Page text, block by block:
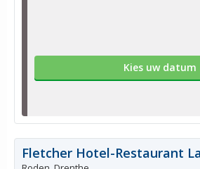
Kies uw datum
Fletcher Hotel-Restaurant